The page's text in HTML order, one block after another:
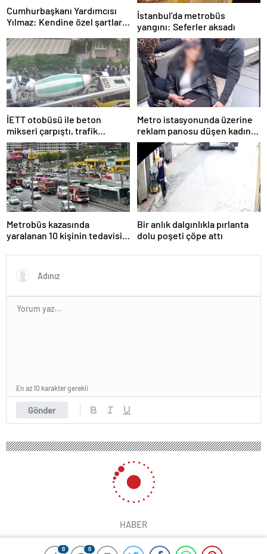
0 0
Cumhurbaşkanı Yardımcısı
Yılmaz: Kendine özel şartları
İstanbul’da metrobüs
yangını: Seferler aksadı
İETT otobüsü ile beton
mikseri çarpıştı, trafik
yoğunluğu oluştu
Metro istasyonunda üzerine
reklam panosu düşen kadın
yaralandı
Metrobüs kazasında
yaralanan 10 kişinin tedavisi
Bir anlık dalgınlıkla pırlanta
dolu poşeti çöpe attı
Gönder
En az 10 karakter gerekli
HABER